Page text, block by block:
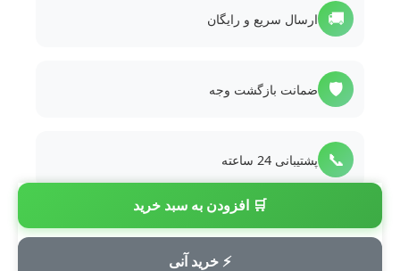
🛒 افزودن به سبد خرید
⚡ خرید آنی
🚚 ارسال سریع و رایگان
🛡️ ضمانت بازگشت وجه
📞 پشتیبانی 24 ساعته
💳 پرداخت امن